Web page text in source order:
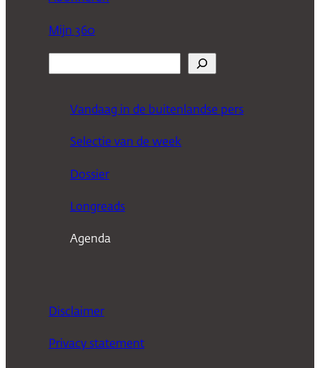
Mijn 360
Vandaag in de buitenlandse pers
Selectie van de week
Dossier
Longreads
Agenda
Disclaimer
Privacy statement